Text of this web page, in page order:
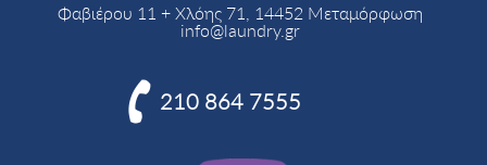
Φαβιέρου 11 + Χλόης 71, 14452 Μεταμόρφωση
info@laundry.gr
210 864 7555